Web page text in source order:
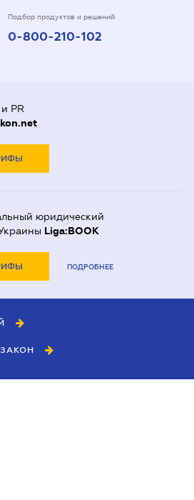
Подбор продуктов и решений
0-800-210-102
PR
юридический
Liga:BOOK
ПОДРОБНЕЕ